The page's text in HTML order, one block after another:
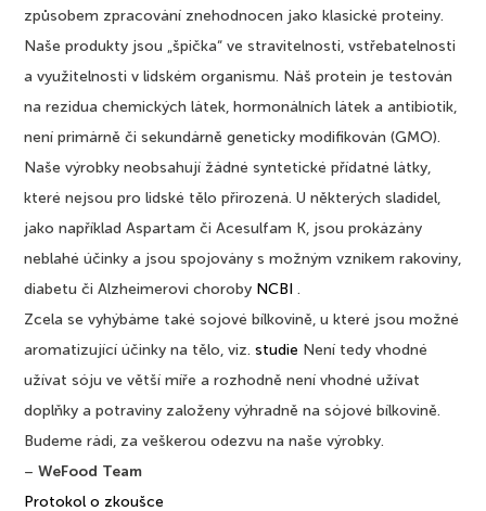
způsobem zpracování znehodnocen jako klasické proteiny.
Naše produkty jsou „špička“ ve stravitelnosti, vstřebatelnosti
a využitelnosti v lidském organismu. Náš protein je testován
na rezidua chemických látek, hormonálních látek a antibiotik,
není primárně či sekundárně geneticky modifikován (GMO).
Naše výrobky neobsahují žádné syntetické přídatné látky,
které nejsou pro lidské tělo přirozená. U některých sladidel,
jako například Aspartam či Acesulfam K, jsou prokázány
neblahé účinky a jsou spojovány s možným vznikem rakoviny,
diabetu či Alzheimerovi choroby NCBI
.
Zcela se vyhýbáme také sojové bílkovině, u které jsou možné
aromatizující účinky na tělo, viz.studie Není tedy vhodné
užívat sóju ve větší míře a rozhodně není vhodné užívat
doplňky a potraviny založeny výhradně na sójové bílkovině.
Budeme rádi, za veškerou odezvu na naše výrobky.
–WeFood Team
Protokol o zkoušce